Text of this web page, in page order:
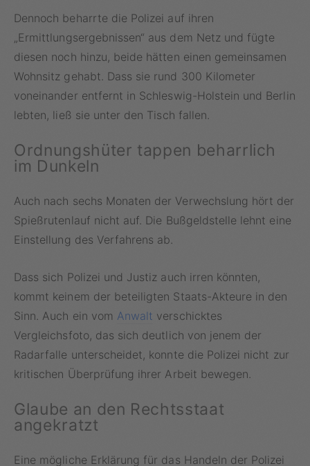
Dennoch beharrte die Polizei auf ihren
„Ermittlungsergebnissen“ aus dem Netz und fügte
diesen noch hinzu, beide hätten einen gemeinsamen
Wohnsitz gehabt. Dass sie rund 300 Kilometer
voneinander entfernt in Schleswig-Holstein und Berlin
lebten, ließ sie unter den Tisch fallen.
Ordnungshüter tappen beharrlich
im Dunkeln
Auch nach sechs Monaten der Verwechslung hört der
Spießrutenlauf nicht auf. Die Bußgeldstelle lehnt eine
Einstellung des Verfahrens ab.
Dass sich Polizei und Justiz auch irren könnten,
kommt keinem der beteiligten Staats-Akteure in den
Sinn. Auch ein vom Anwalt verschicktes
Vergleichsfoto, das sich deutlich von jenem der
Radarfalle unterscheidet, konnte die Polizei nicht zur
kritischen Überprüfung ihrer Arbeit bewegen.
Glaube an den Rechtsstaat
angekratzt
Eine mögliche Erklärung für das Handeln der Polizei